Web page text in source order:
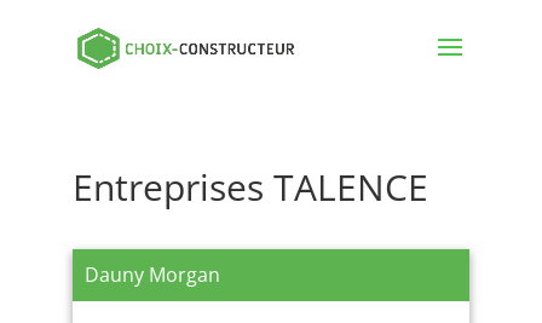
Entreprises TALENCE
Dauny Morgan